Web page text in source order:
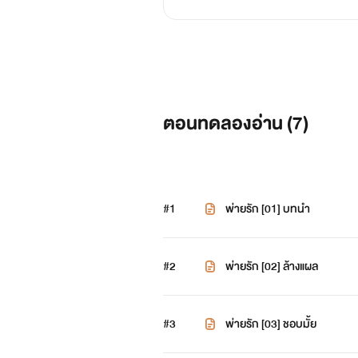
ตอนทดลองอ่าน (7)
#1 พ่ายรัก [01] บทนำ
#2 พ่ายรัก [02] ล้างแผล
#3 พ่ายรัก [03] ชอบมั้ย